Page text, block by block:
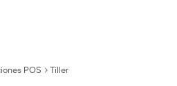
POS Tiller